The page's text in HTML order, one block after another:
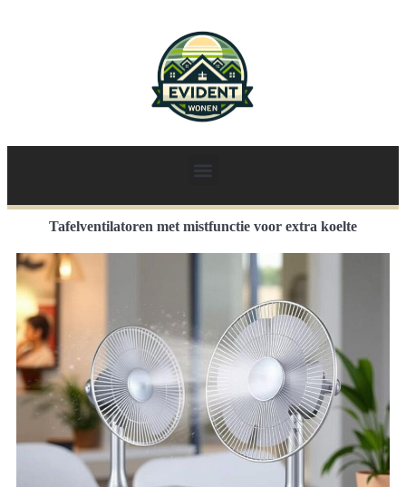
Tafelventilatoren met mistfunctie voor extra koelte